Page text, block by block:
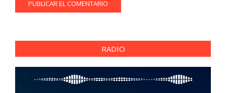
RADIO